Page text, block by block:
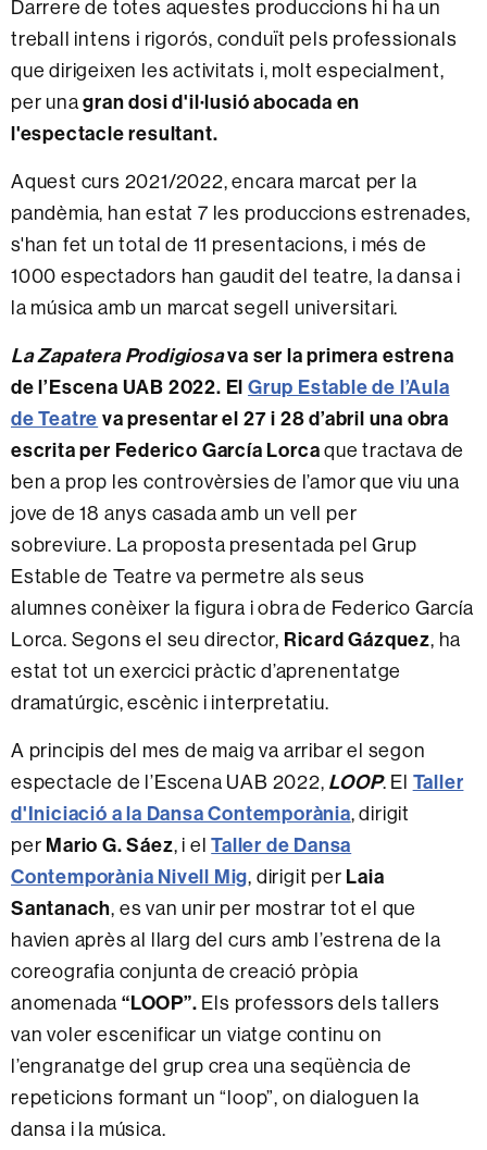
Darrere de totes aquestes produccions hi ha un
treball intens i rigorós, conduït pels professionals
que dirigeixen les activitats i, molt especialment,
per unagran dosi d'il·lusió abocada en
l'espectacle resultant.
Aquest curs 2021/2022, encara marcat per la
pandèmia, han estat 7 les produccions estrenades,
s'han fet un total de 11 presentacions, i més de
1000 espectadors han gaudit del teatre, la dansa i
la música amb un marcat segell universitari.
La Zapatera Prodigiosava ser la primera estrena
de l’Escena UAB 2022. ElGrup Estable de l’Aula
de Teatre va presentar el 27 i 28 d’abril una obra
escrita per Federico García Lorcaque tractava de
ben a prop les controvèrsies de l’amorque viu una
jove de 18 anys casada amb un vell per
sobreviure. La proposta presentada pel Grup
Estable de Teatre va permetre als seus
alumnes conèixer la figura i obra de Federico García
Lorca. Segons el seu director, Ricard Gázquez, ha
estat tot un exercici pràctic d’aprenentatge
dramatúrgic, escènic i interpretatiu.
A principis del mes de maig va arribar el segon
espectacle de l’Escena UAB 2022, LOOP. El Taller
d'Iniciació a la Dansa Contemporània, dirigit
per Mario G. Sáez, i elTaller de Dansa
Contemporània Nivell Mig, dirigit per Laia
Santanach, es van unir per mostrar tot el que
havien après al llarg del curs amb l’estrena de la
coreografia conjunta de creació pròpia
anomenada“LOOP”. Els professors dels tallers
van voler escenificar un viatge continu on
l’engranatge del grup crea una seqüència de
repeticions formant un “loop”, on dialoguen la
dansa i la música.